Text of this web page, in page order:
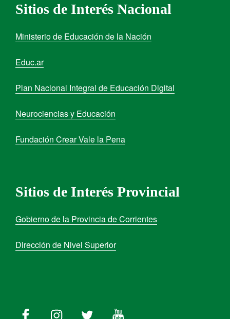
Sitios de Interés Nacional
Ministerio de Educación de la Nación
Educ.ar
Plan Nacional Integral de Educación Digital
Neurociencias y Educación
Fundación Crear Vale la Pena
Sitios de Interés Provincial
Gobierno de la Provincia de Corrientes
Dirección de Nivel Superior